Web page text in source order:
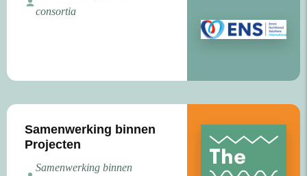
consortia
Samenwerking binnen
Projecten
Samenwerking binnen